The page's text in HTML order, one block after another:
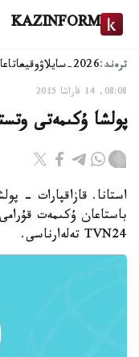
KAZINFORM
ترەند:2026-سايلاۋ وقيعا
08:08, 14 قاراشا 2015
پولشا ۇكىمەتى
استانا. قازاقپارات -
باستاعان ۇكىمەت
TVN24 تەلەارناسى.